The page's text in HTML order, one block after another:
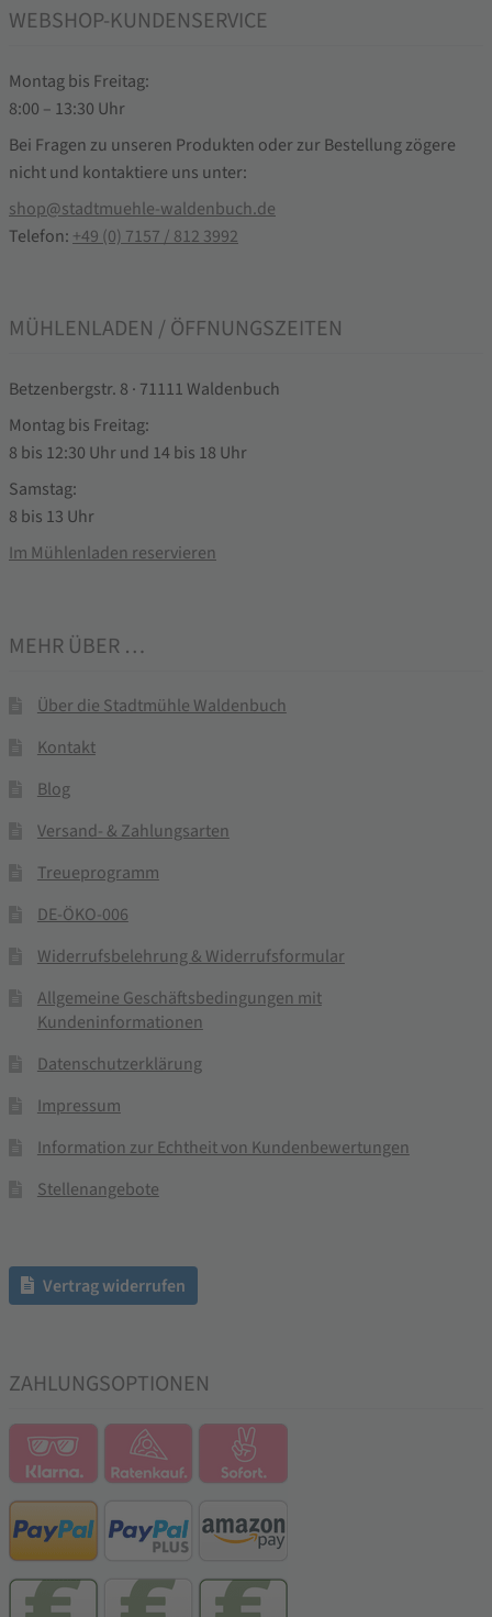
WEBSHOP-KUNDENSERVICE
Montag bis Freitag:
8:00 – 13:30 Uhr
Bei Fragen zu unseren Produkten oder zur Bestellung zögere
nicht und kontaktiere uns unter:
shop@stadtmuehle-waldenbuch.de
Telefon: +49 (0) 7157 / 812 3992
MÜHLENLADEN / ÖFFNUNGSZEITEN
Betzenbergstr. 8 · 71111 Waldenbuch
Montag bis Freitag:
8 bis 12:30 Uhr und 14 bis 18 Uhr
Samstag:
8 bis 13 Uhr
Im Mühlenladen reservieren
MEHR ÜBER …
Über die Stadtmühle Waldenbuch
Kontakt
Blog
Versand- & Zahlungsarten
Treueprogramm
DE-ÖKO-006
Widerrufsbelehrung & Widerrufsformular
Allgemeine Geschäftsbedingungen mit
Kundeninformationen
Datenschutzerklärung
Impressum
Information zur Echtheit von Kundenbewertungen
Stellenangebote
Vertrag widerrufen
ZAHLUNGSOPTIONEN